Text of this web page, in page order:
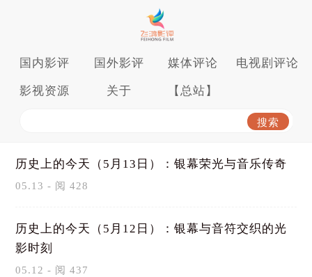
国内影评 国外影评 媒体评论 电视剧评论
影视资源 关于 【总站】
历史上的今天（5月13日）：银幕荣光与音乐传奇
05.13 - 阅 428
历史上的今天（5月12日）：银幕与音符交织的光
影时刻
05.12 - 阅 437